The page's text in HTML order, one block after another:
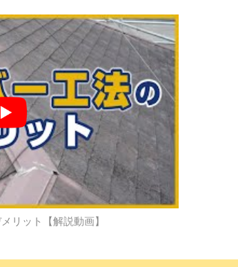
リット【解説動画】